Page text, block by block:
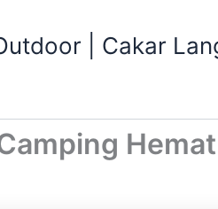
| Cakar
Hemat